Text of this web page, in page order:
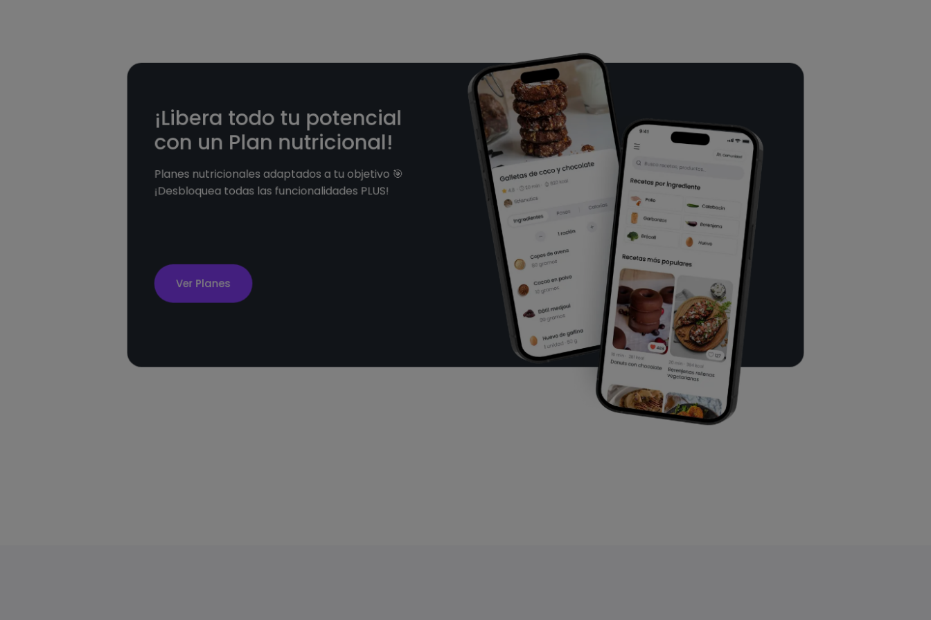
¡Libera todo tu potencial
con un Plan nutricional!
Planes nutricionales adaptados a tu objetivo 🎯
¡Desbloquea todas las funcionalidades PLUS!
Ver Planes